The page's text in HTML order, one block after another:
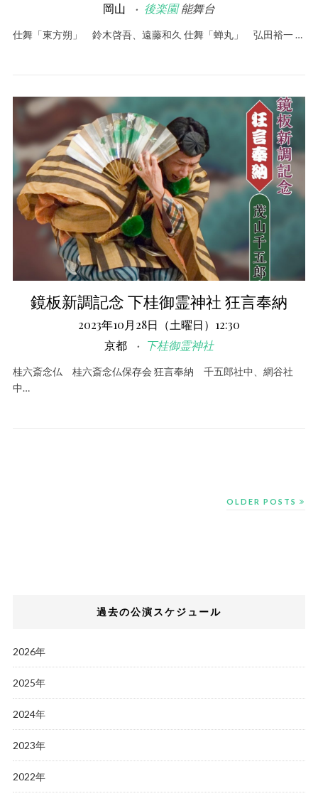
岡山 後楽園能舞台
仕舞「東方朔」 鈴木啓吾、遠藤和久 仕舞「蝉丸」 弘田裕一 …
鏡板新調記念 下桂御霊神社 狂言奉納
2023年10月28日（土曜日）12:30
京都
下桂御霊神社
桂六斎念仏 桂六斎念仏保存会 狂言奉納 千五郎社中、網谷社
中…
OLDER POSTS
過去の公演スケジュール
2026年
2025年
2024年
2023年
2022年